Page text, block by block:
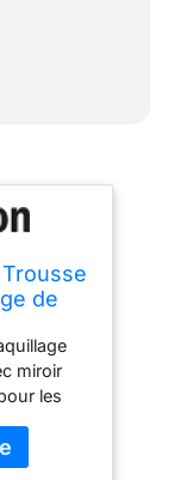
de
rigide
-
de
mallette
miroir
les
un miroir